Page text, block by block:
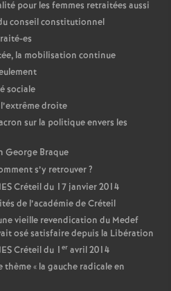
pour les femmes retraitées aussi
conseil constitutionnel
es
la mobilisation continue
sociale
droite
sur la politique envers les
George Braque
s’y retrouver?
Créteil du 17 janvier 2014
de l’académie de Créteil
vieille revendication du Medef
osé satisfaire depuis la Libération
Créteil du 1 er avril 2014
thème « la gauche radicale en